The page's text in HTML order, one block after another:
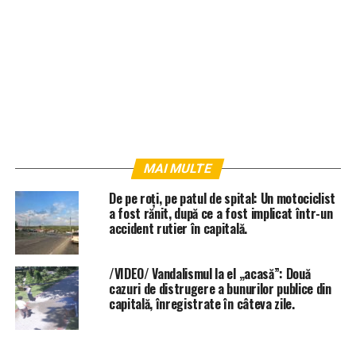
MAI MULTE
De pe roți, pe patul de spital: Un motociclist
a fost rănit, după ce a fost implicat într-un
accident rutier în capitală.
/VIDEO/ Vandalismul la el „acasă”: Două
cazuri de distrugere a bunurilor publice din
capitală, înregistrate în câteva zile.